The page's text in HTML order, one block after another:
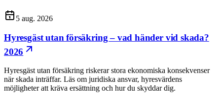
5 aug. 2026
Hyresgäst utan försäkring – vad händer vid skada?
2026
Hyresgäst utan försäkring riskerar stora ekonomiska konsekvenser
när skada inträffar. Läs om juridiska ansvar, hyresvärdens
möjligheter att kräva ersättning och hur du skyddar dig.